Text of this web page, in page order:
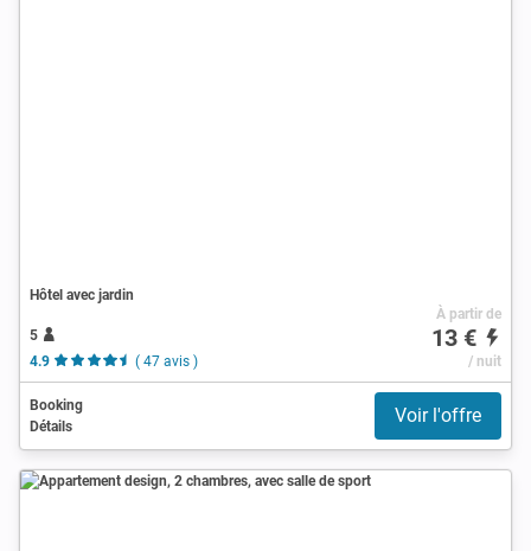
Hôtel avec jardin
5
4.9
( 47 avis )
À partir de
13 €
/ nuit
Booking
Détails
Voir l'offre